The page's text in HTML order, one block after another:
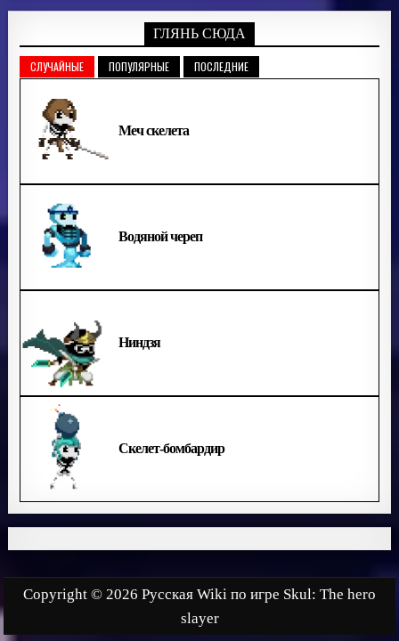
ГЛЯНЬ СЮДА
СЛУЧАЙНЫЕ ПОПУЛЯРНЫЕ ПОСЛЕДНИЕ
Меч скелета
Водяной череп
Ниндзя
Скелет-бомбардир
Copyright © 2026 Русская Wiki по игре Skul: The hero
slayer